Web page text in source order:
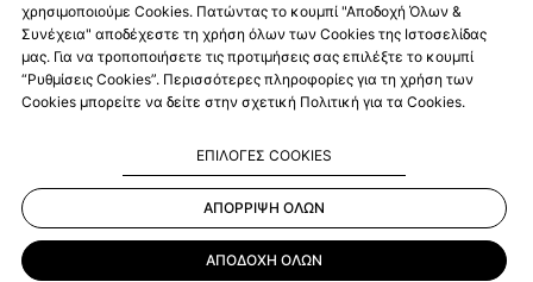
ΑΚΟΛΟΥΘΗΣΤΕ ΜΑΣ
Kalkito.gr2026 | All rights reserved
χρησιμοποιούμε Cookies. Πατώντας το κουμπί "Αποδοχή Όλων &
Συνέχεια" αποδέχεστε τη χρήση όλων των Cookies της Ιστοσελίδας
μας. Για να τροποποιήσετε τις προτιμήσεις σας επιλέξτε το κουμπί
“Ρυθμίσεις Cookies”. Περισσότερες πληροφορίες για τη χρήση των
Cookies μπορείτε να δείτε στην σχετική Πολιτική για τα Cookies.
ΕΠΙΛΟΓΕΣ COOKIES
ΑΠΟΡΡΙΨΗ ΟΛΩΝ
ΑΠΟΔΟΧΗ ΟΛΩΝ